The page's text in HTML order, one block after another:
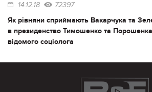
14.12.18 72397
Як рівняни сприймають Вакарчука та
в президенство Тимошенко та
відомого соціолога